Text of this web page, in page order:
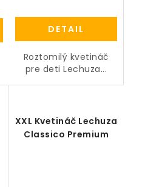
DETAIL
Roztomilý kvetináč
pre deti Lechuza...
XXL Kvetináč Lechuza
Classico Premium